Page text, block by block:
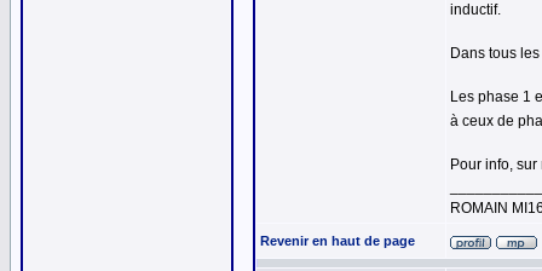
inductif.
Dans tous
Les phase 1
à ceux de
Pour info,
ROMAIN
Revenir en haut de page